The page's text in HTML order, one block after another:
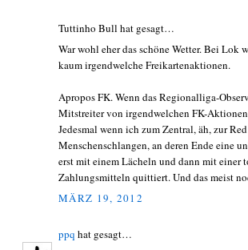
Tuttinho Bull hat gesagt…
War wohl eher das schöne Wetter. Bei Lok
kaum irgendwelche Freikartenaktionen.
Apropos FK. Wenn das Regionalliga-
Mitstreiter von irgendwelchen FK-
Jedesmal wenn ich zum Zentral, äh, zur
Menschenschlangen, an deren Ende eine
erst mit einem Lächeln und dann mit einer
Zahlungsmitteln quittiert. Und das meist
MÄRZ 19, 2012
ppq hat gesagt…